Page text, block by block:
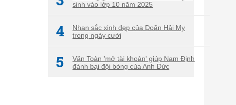
sinh vào lớp 10 năm 2025
4
Nhan sắc xinh đẹp của Doãn Hải My
trong ngày cưới
5
Văn Toàn 'mở tài khoản' giúp Nam Định
đánh bại đội bóng của Anh Đức